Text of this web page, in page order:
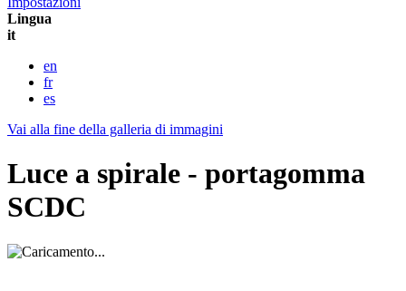
Lingua
it
en
fr
es
Vai alla fine della galleria di immagini
Luce a spirale - portagomma
SCDC